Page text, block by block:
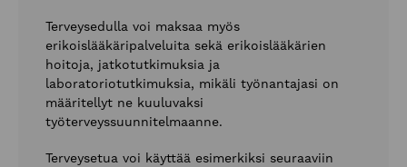
Terveysedulla voi maksaa myös
erikoislääkäripalveluita sekä erikoislääkärien
hoitoja, jatkotutkimuksia ja
laboratoriotutkimuksia, mikäli työnantajasi on
määritellyt ne kuuluvaksi
työterveyssuunnitelmaanne.
Terveysetua voi käyttää esimerkiksi seuraaviin